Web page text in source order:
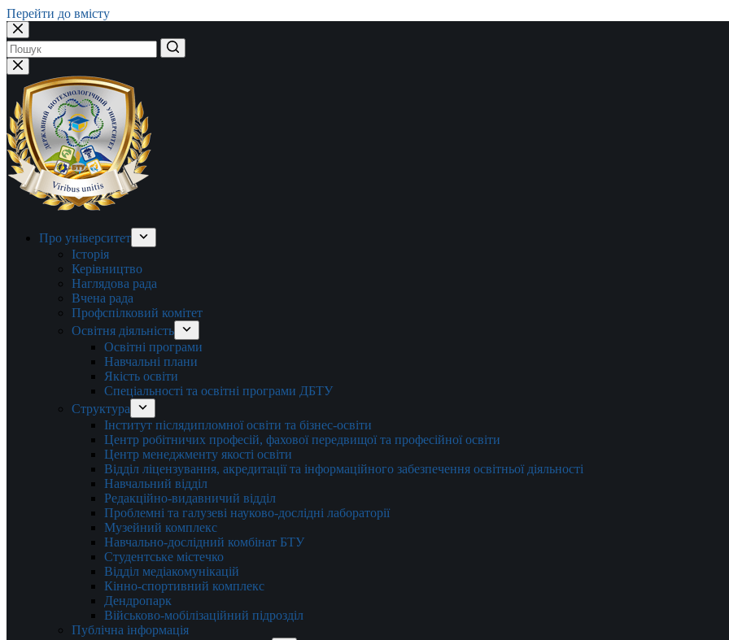
Перейти до вмісту
Немає
результатів
Про університет
Історія
Керівництво
Наглядова рада
Вчена рада
Профспілковий комітет
Освітня діяльність
Освітні програми
Навчальні плани
Якість освіти
Спеціальності та освітні програми ДБТУ
Структура
Інститут післядипломної освіти та бізнес-освіти
Центр робітничих професій, фахової передвищої та професійної освіти
Центр менеджменту якості освіти
Відділ ліцензування, акредитації та інформаційного забезпечення освітньої діяльності
Навчальний відділ
Редакційно-видавничий відділ
Проблемні та галузеві науково-дослідні лабораторії
Музейний комплекс
Навчально-дослідний комбінат БТУ
Студентське містечко
Відділ медіакомунікацій
Кінно-спортивний комплекс
Дендропарк
Військово-мобілізаційний підрозділ
Публічна інформація